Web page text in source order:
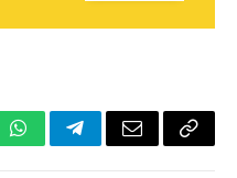
WhatsAppTelegramEmail Copy